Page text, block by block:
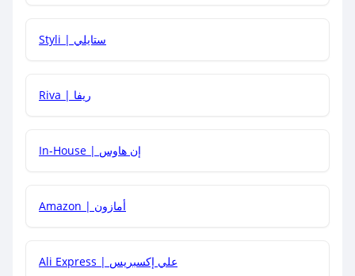
هل يمكنني جمع كود خصم مع العروض الأخرى؟
Styli | ستايلي
Riva | ريفا
In-House | إن هاوس
Amazon | أمازون
Ali Express | علي إكسبريس